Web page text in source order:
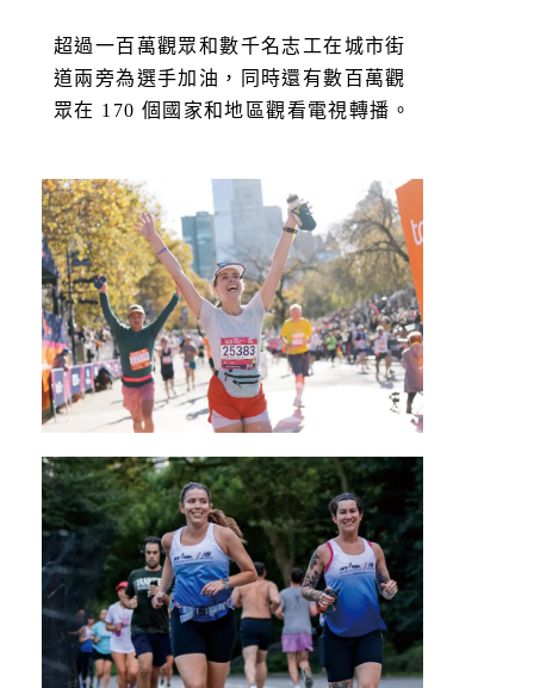
超過一百萬觀眾和數千名志工在城市街
道兩旁為選手加油，同時還有數百萬觀
眾在 170 個國家和地區觀看電視轉播。